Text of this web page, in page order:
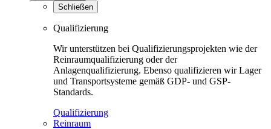
Schließen
Qualifizierung
Wir unterstützen bei Qualifizierungsprojekten wie der
Reinraumqualifizierung oder der
Anlagenqualifizierung. Ebenso qualifizieren wir Lager
und Transportsysteme gemäß GDP- und GSP-
Standards.
Qualifizierung
Reinraum